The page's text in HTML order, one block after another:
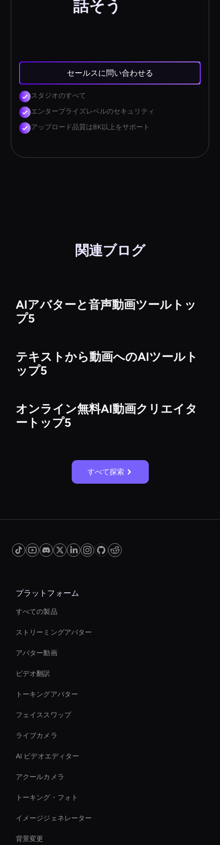
話そう
セールスに問い合わせる
スタジオのすべて
エンタープライズレベルのセキュリティ
アップロード品質は8K以上をサポート
関連ブログ
AIアバターと音声動画ツールトッ
プ5
テキストから動画へのAIツールト
ップ5
オンライン無料AI動画クリエイタ
ートップ5
すべて探索
プラットフォーム
すべての製品
ストリーミングアバター
アバター動画
ビデオ翻訳
トーキングアバター
フェイススワップ
ライブカメラ
AI ビデオエディター
アクールカメラ
トーキング・フォト
イメージジェネレーター
背景変更